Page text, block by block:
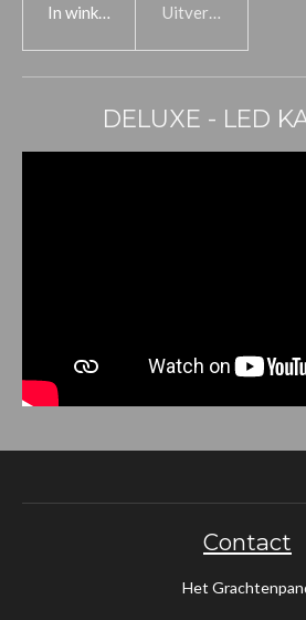
In winkelwagen Uitverkocht
DELUXE - LED
Contact
Het